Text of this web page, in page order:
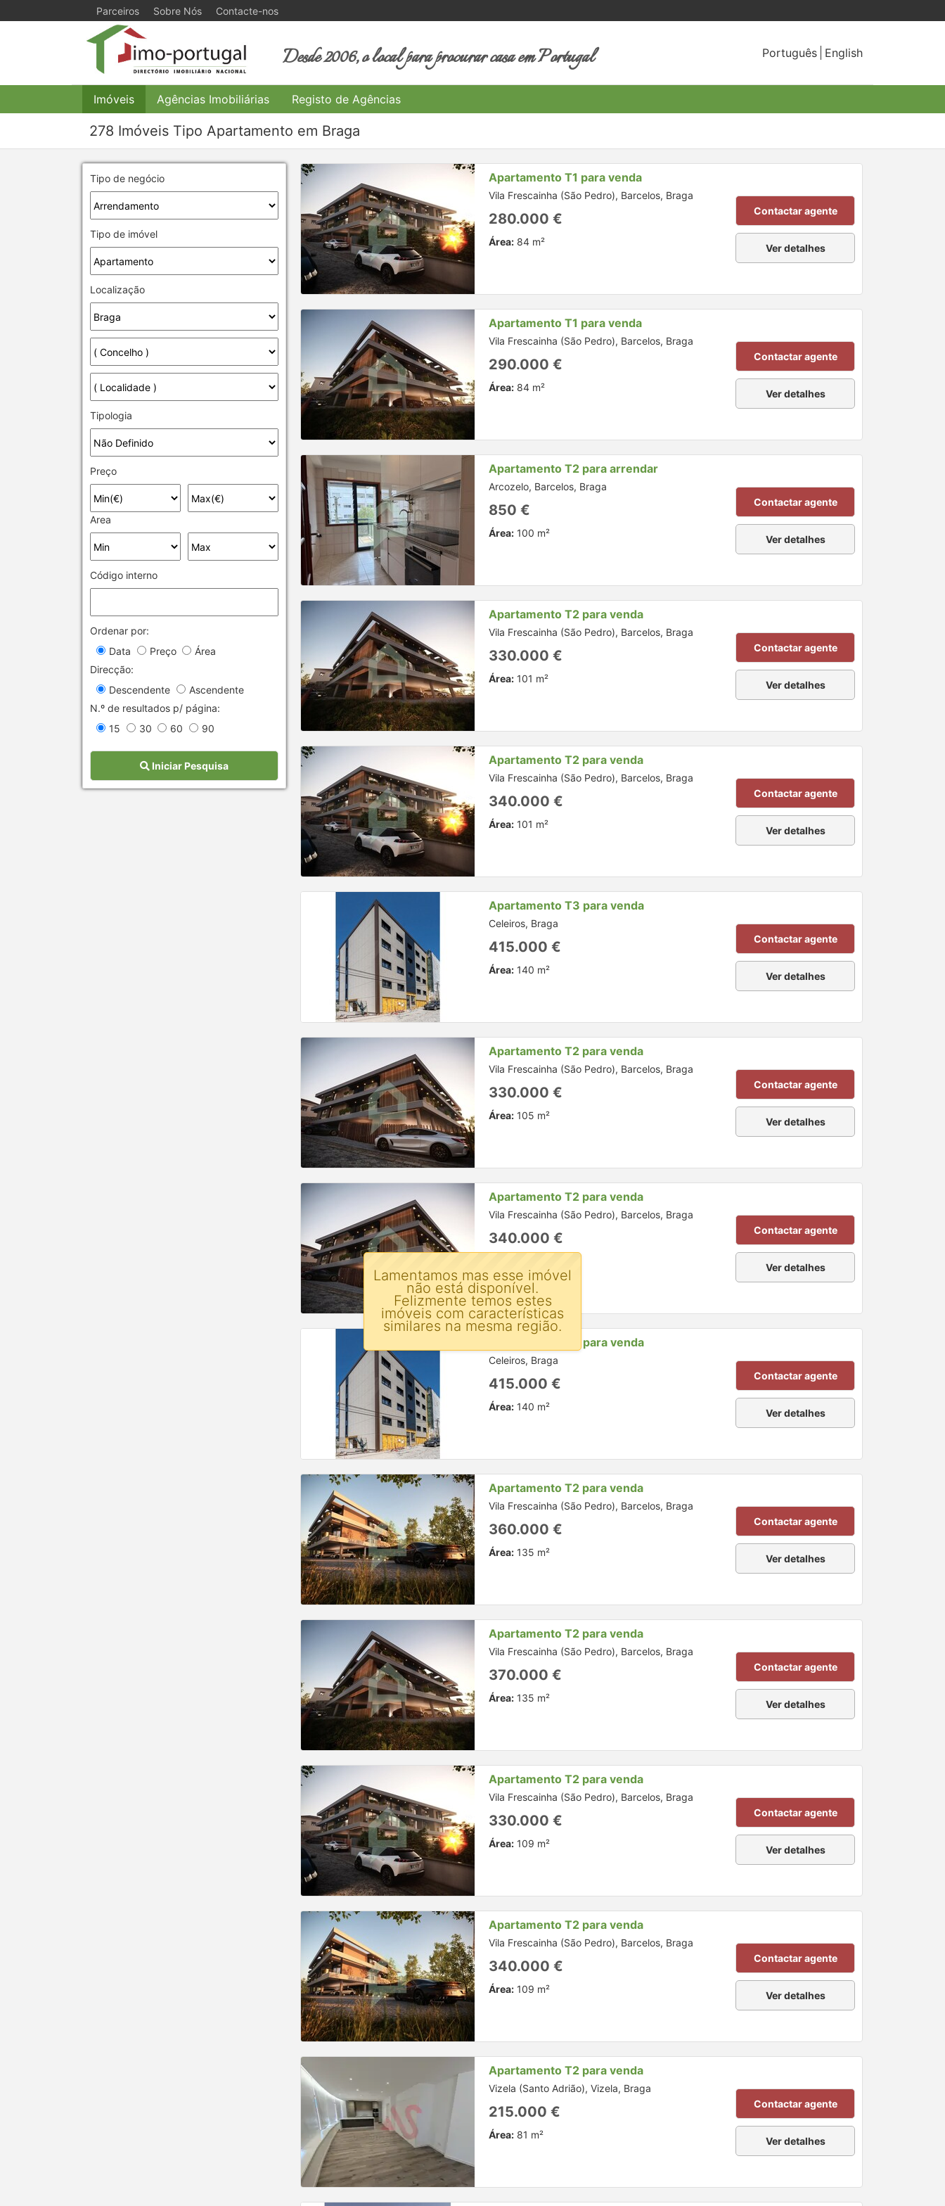
Parceiros Sobre Nós Contacte-nos
Desde 2006, o local para procurar casa em Portugal Português English
Imóveis Agências Imobiliárias Registo de Agências
278 Imóveis Tipo Apartamento em Braga
Tipo de negócio
Tipo de imóvel
Localização
Tipologia
Preço
Area
Código interno
Ordenar por:
Data
Preço
Área
Direcção:
Descendente
Ascendente
N.º de resultados p/ página:
15
30 60 90
Iniciar Pesquisa
Apartamento T1 para venda
Vila Frescainha (São Pedro), Barcelos, Braga
280.000 €
Área: 84 m²
Contactar agente
Ver detalhes
Apartamento T1 para venda
Vila Frescainha (São Pedro), Barcelos, Braga
290.000 €
Área: 84 m²
Contactar agente
Ver detalhes
Apartamento T2 para arrendar
Arcozelo, Barcelos, Braga
850 €
Área: 100 m²
Contactar agente
Ver detalhes
Apartamento T2 para venda
Vila Frescainha (São Pedro), Barcelos, Braga
330.000 €
Área: 101 m²
Contactar agente
Ver detalhes
Apartamento T2 para venda
Vila Frescainha (São Pedro), Barcelos, Braga
340.000 €
Área: 101 m²
Contactar agente
Ver detalhes
Apartamento T3 para venda
Celeiros, Braga
415.000 €
Área: 140 m²
Contactar agente
Ver detalhes
Apartamento T2 para venda
Vila Frescainha (São Pedro), Barcelos, Braga
330.000 €
Área: 105 m²
Contactar agente
Ver detalhes
Apartamento T2 para venda
Vila Frescainha (São Pedro), Barcelos, Braga
340.000 € Contactar agente
Ver detalhes
Apartamento T3 para venda
Celeiros, Braga
415.000 €
Área: 140 m²
Contactar agente
Ver detalhes
Apartamento T2 para venda
Vila Frescainha (São Pedro), Barcelos, Braga
360.000 €
Área: 135 m²
Contactar agente
Ver detalhes
Apartamento T2 para venda
Vila Frescainha (São Pedro), Barcelos, Braga
370.000 €
Área: 135 m²
Contactar agente
Ver detalhes
Apartamento T2 para venda
Vila Frescainha (São Pedro), Barcelos, Braga
330.000 €
Área: 109 m²
Contactar agente
Ver detalhes
Apartamento T2 para venda
Vila Frescainha (São Pedro), Barcelos, Braga
340.000 €
Área: 109 m²
Contactar agente
Ver detalhes
Apartamento T2 para venda
Vizela (Santo Adrião), Vizela, Braga
215.000 €
Área: 81 m²
Contactar agente
Ver detalhes
Lamentamos mas esse imóvel
não está disponível.
Felizmente temos estes
imóveis com características
similares na mesma região.